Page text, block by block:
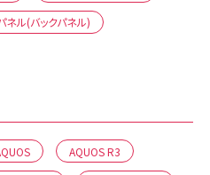
ネル(バックパネル)
AQUOS R3